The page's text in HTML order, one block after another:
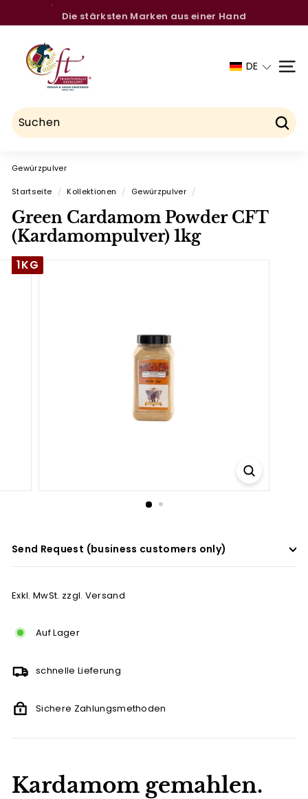
zum
Pause
Die stärksten Marken aus einer Hand
h
d
y
F
o
o
d
T
DE
Gewürzpulver
Startseite / Kollektionen / Gewürzpulver /
Green Cardamom Powder CFT
(Kardamompulver) 1kg
1KG
Send Request (business customers only)
Exkl. MwSt. zzgl. Versand
Auf Lager
schnelle Lieferung
Sichere Zahlungsmethoden
Kardamom gemahlen.